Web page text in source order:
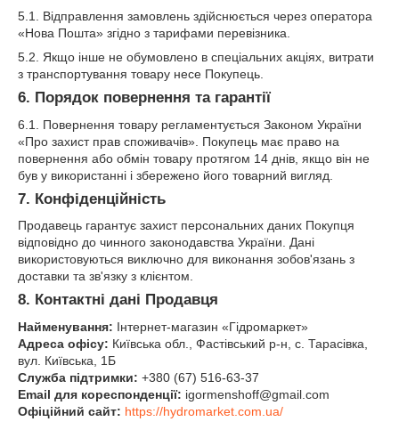
5.1. Відправлення замовлень здійснюється через оператора
«Нова Пошта» згідно з тарифами перевізника.
5.2. Якщо інше не обумовлено в спеціальних акціях, витрати
з транспортування товару несе Покупець.
6. Порядок повернення та гарантії
6.1. Повернення товару регламентується Законом України
«Про захист прав споживачів». Покупець має право на
повернення або обмін товару протягом 14 днів, якщо він не
був у використанні і збережено його товарний вигляд.
7. Конфіденційність
Продавець гарантує захист персональних даних Покупця
відповідно до чинного законодавства України. Дані
використовуються виключно для виконання зобов'язань з
доставки та зв'язку з клієнтом.
8. Контактні дані Продавця
Найменування: Інтернет-магазин «Гідромаркет»
Адреса офісу: Київська обл., Фастівський р-н, с. Тарасівка,
вул. Київська, 1Б
Служба підтримки: +380 (67) 516-63-37
Email для кореспонденції: igormenshoff@gmail.com
Офіційний сайт: https://hydromarket.com.ua/